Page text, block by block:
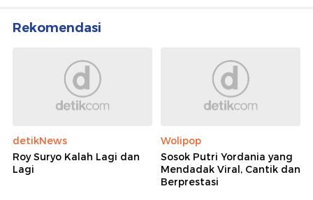
Rekomendasi
detikNews
Roy Suryo Kalah Lagi dan
Lagi
Wolipop
Sosok Putri Yordania yang
Mendadak Viral, Cantik dan
Berprestasi